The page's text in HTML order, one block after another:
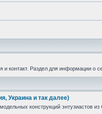
и контакт. Раздел для информации о
Украина и так далее)
конструкций энтузиастов